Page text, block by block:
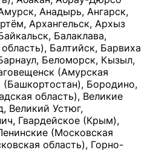
Анадырь, Ангарск,
Архангельск, Архыз
Балаклава,
Балтийск, Барвиха
Беломорск, Кызыл,
(Амурская
(Башкортостан), Бородино,
область), Великие
Великий Устюг,
Гвардейское (Крым),
(Московская
область), Горно-